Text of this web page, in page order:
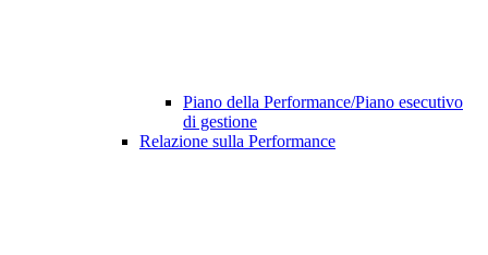
Piano della Performance/Piano esecutivo
di gestione
Relazione sulla Performance